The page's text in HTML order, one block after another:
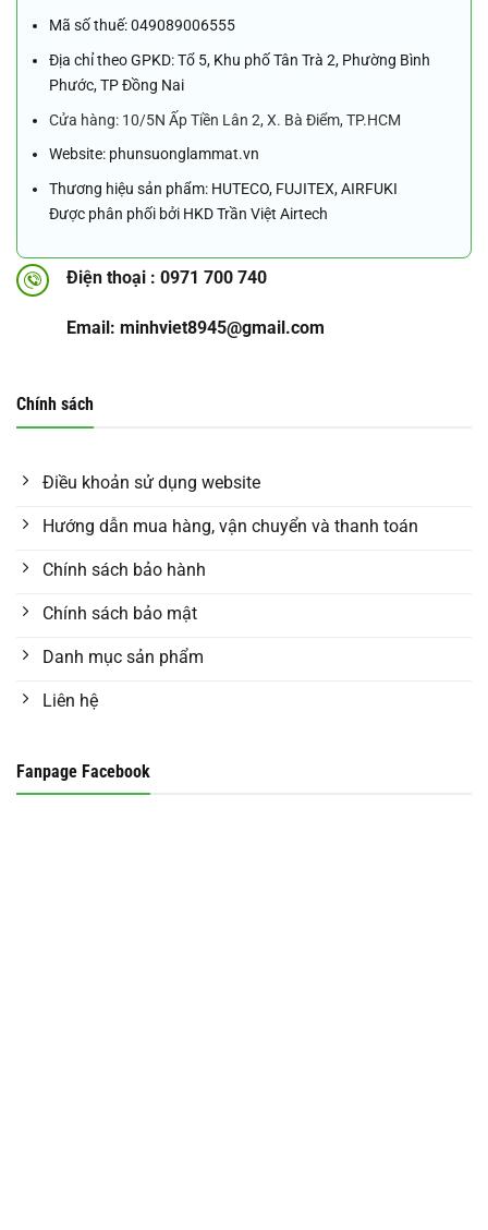
Mã số thuế: 049089006555
Địa chỉ theo GPKD: Tổ 5, Khu phố Tân Trà 2, Phường Bình
Phước, TP Đồng Nai
Cửa hàng: 10/5N Ấp Tiền Lân 2, X. Bà Điểm, TP.HCM
Website: phunsuonglammat.vn
Thương hiệu sản phẩm: HUTECO, FUJITEX, AIRFUKI
Được phân phối bởi HKD Trần Việt Airtech
Điện thoại : 0971 700 740
Email: minhviet8945@gmail.com
Chính sách
Điều khoản sử dụng website
Hướng dẫn mua hàng, vận chuyển và thanh toán
Chính sách bảo hành
Chính sách bảo mật
Danh mục sản phẩm
Liên hệ
Fanpage Facebook